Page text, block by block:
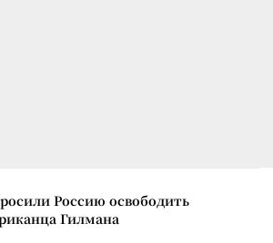
Россию освободить
Гилмана